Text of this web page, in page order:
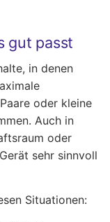
gut passt
in denen
oder kleine
Auch in
oder
sehr sinnvoll
Situationen: